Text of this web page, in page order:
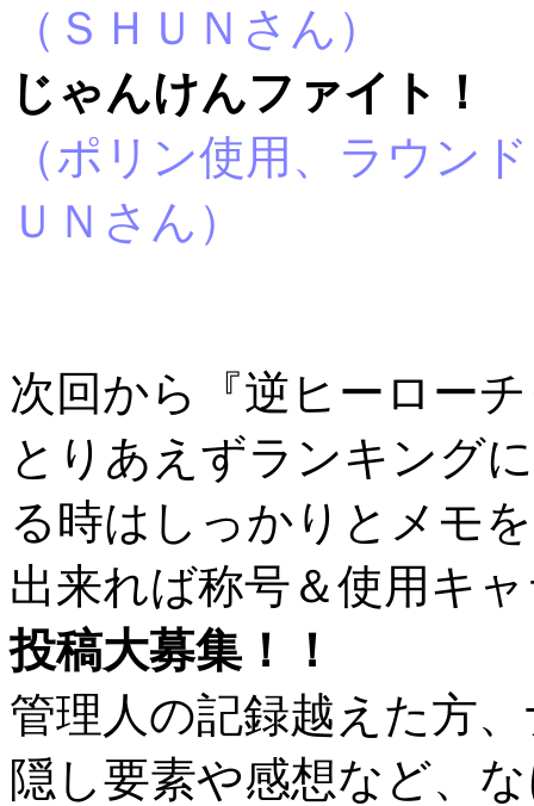
（ＳＨＵＮさん）
じゃんけんファイト！
（ポリン使用、ラウン
ＵＮさん）
次回から『逆ヒーロー
とりあえずランキング
る時はしっかりとメモを
出来れば称号＆使用キ
投稿大募集！！
管理人の記録越えた方
隠し要素や感想など、